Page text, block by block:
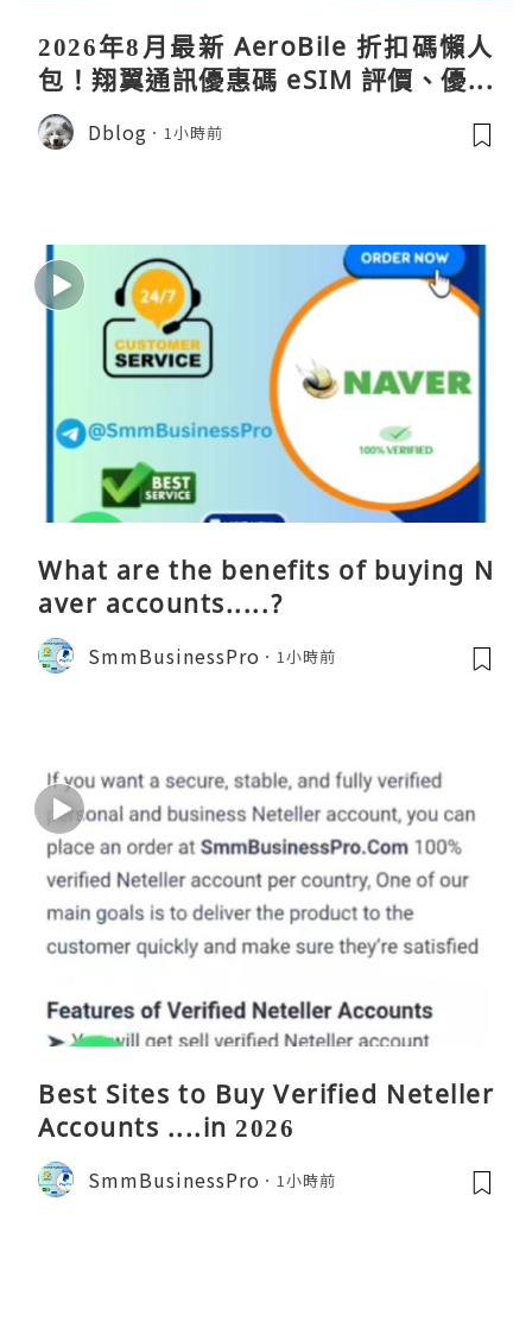
2026年8月最新 AeroBile 折扣碼懶人
包！翔翼通訊優惠碼 eSIM 評價、優缺
點、蝴蝶wifi機教學完整整理
Dblog 1小時前
What are the benefits of buying N
aver accounts.....?
SmmBusinessPro 1小時前
Best Sites to Buy Verified Neteller
Accounts ....in 2026
SmmBusinessPro 1小時前